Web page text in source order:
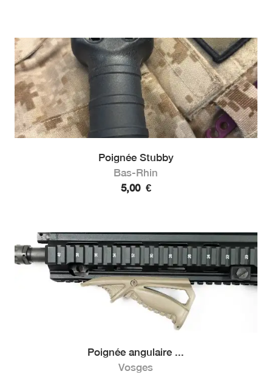
Poignée Stubby
Bas-Rhin
5,00 €
Poignée angulaire ...
Vosges